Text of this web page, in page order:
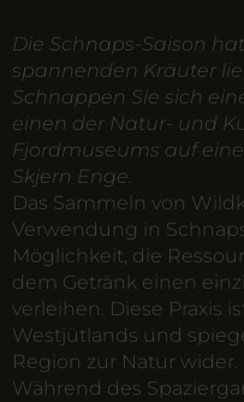
Die Schnaps-Saison
spannenden Kräuter
Schnappen Sie sich
einen der Natur- und
Fjordmuseums auf
Skjern Enge.
Das Sammeln von
Verwendung in
Möglichkeit, die
dem Getränk einen
verleihen. Diese Praxis
Westjütlands und
Region zur Natur wider.
Während des